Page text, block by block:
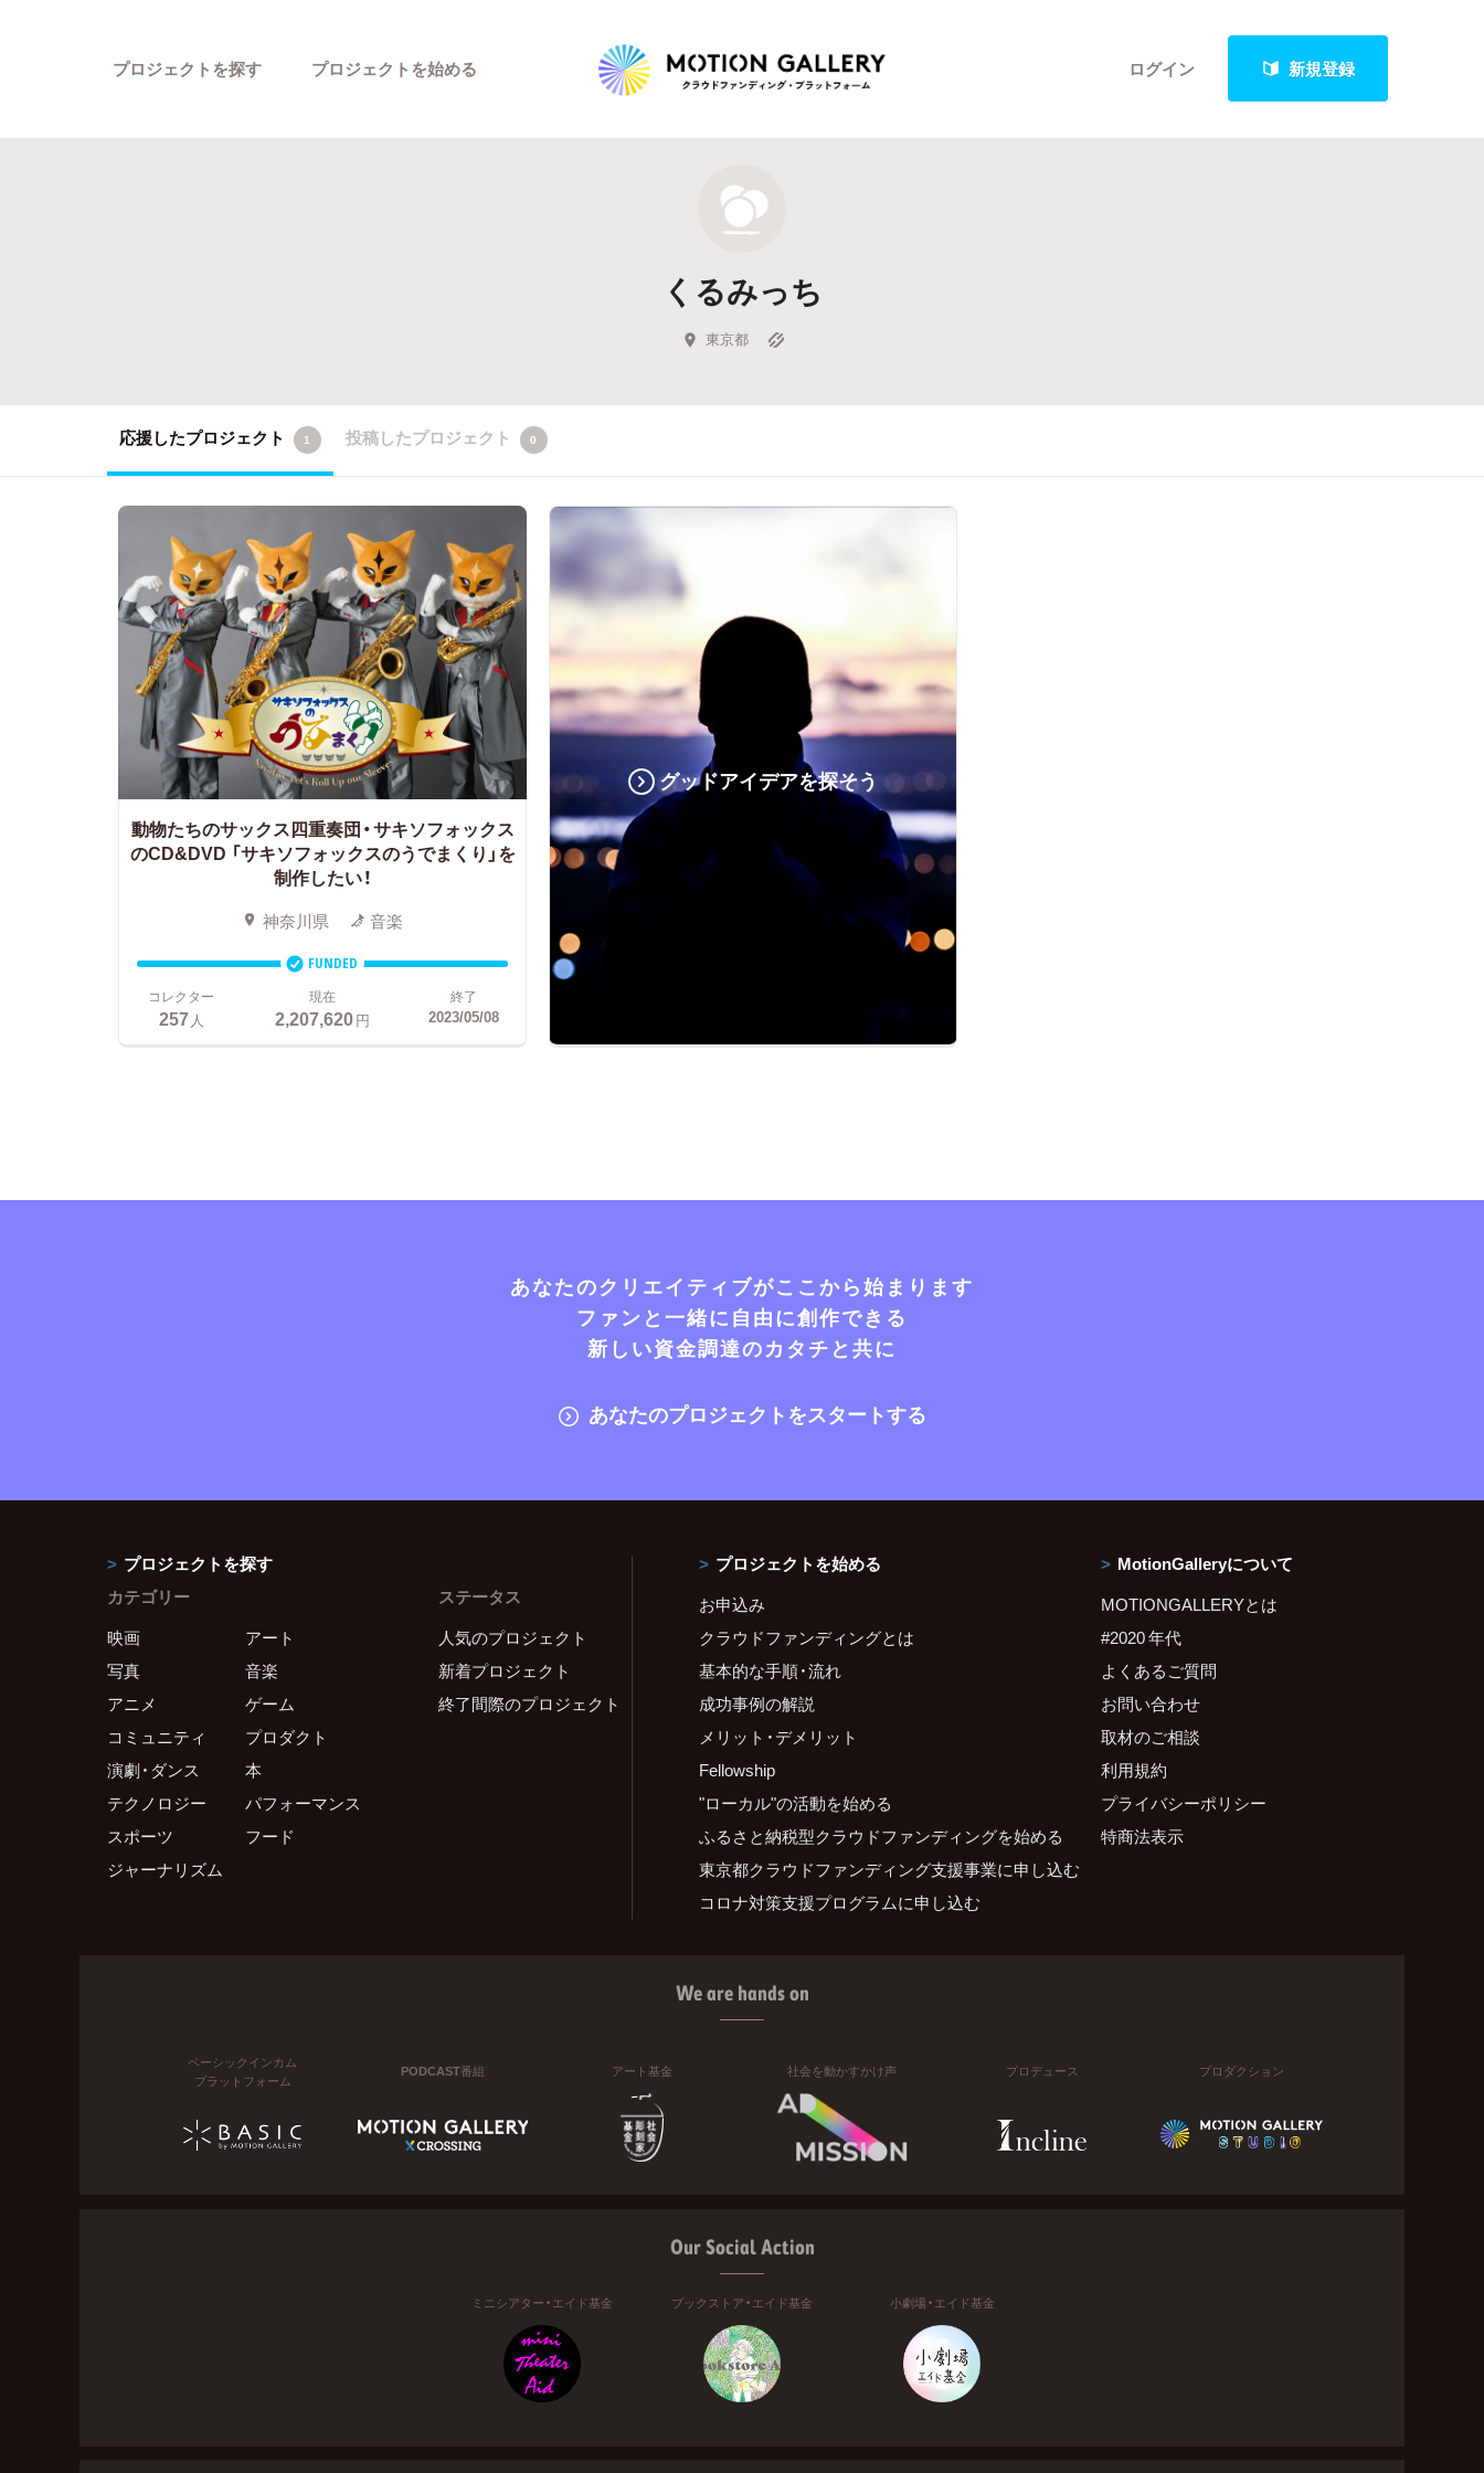
ログイン 新規登録
プロジェクトを探す
新着プロジェクト
Feature
キュレーターから探す
プロジェクトを始める
くるみっち
東京都
応援したプロジェクト 1 投稿したプロジェクト 0
動物たちのサックス四重奏団・サキソフォックス
のCD&DVD 「サキソフォックスのうでまくり」を
制作したい！
神奈川県 音楽
FUNDED
コレクター
257人
現在
2,207,620円
終了
2023/05/08
グッドアイデアを探そう
あなたのクリエイティブがここから始まります
ファンと一緒に自由に創作できる
新しい資金調達のカタチと共に
あなたのプロジェクトをスタートする
プロジェクトを探す
カテゴリー
映画
アート
写真
音楽
アニメ
ゲーム
コミュニティ
プロダクト
演劇・ダンス
本
テクノロジー
パフォーマンス
スポーツ
フード
ジャーナリズム
ステータス
人気のプロジェクト
新着プロジェクト
終了間際のプロジェクト
プロジェクトを始める
お申込み
クラウドファンディングとは
基本的な手順・流れ
成功事例の解説
メリット・デメリット
Fellowship
"ローカル"の活動を始める
ふるさと納税型クラウドファンディングを始める
東京都クラウドファンディング支援事業に申し込む
コロナ対策支援プログラムに申し込む
MotionGalleryについて
MOTIONGALLERYとは
#2020 年代
よくあるご質問
お問い合わせ
取材のご相談
利用規約
プライバシーポリシー
特商法表示
We are hands on
ベーシックインカム
プラットフォーム
PODCAST番組 アート基金 社会を動かすかけ声 プロデュース プロダクション
Our Social Action
ミニシアター・エイド基金 ブックストア・エイド基金 小劇場・エイド基金